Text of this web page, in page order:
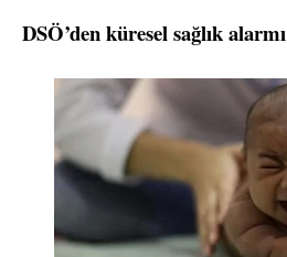
DSÖ’den küresel sağlık alarmı